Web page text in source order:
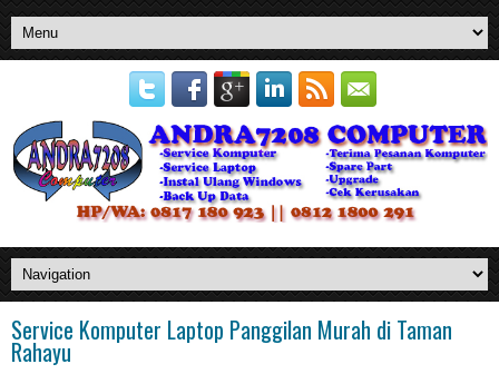
Service Komputer Laptop Panggilan Murah di Taman
Rahayu